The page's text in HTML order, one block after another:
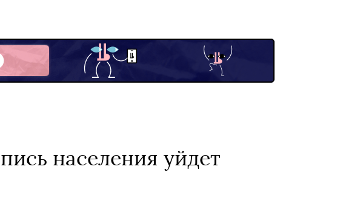
населения уйдет